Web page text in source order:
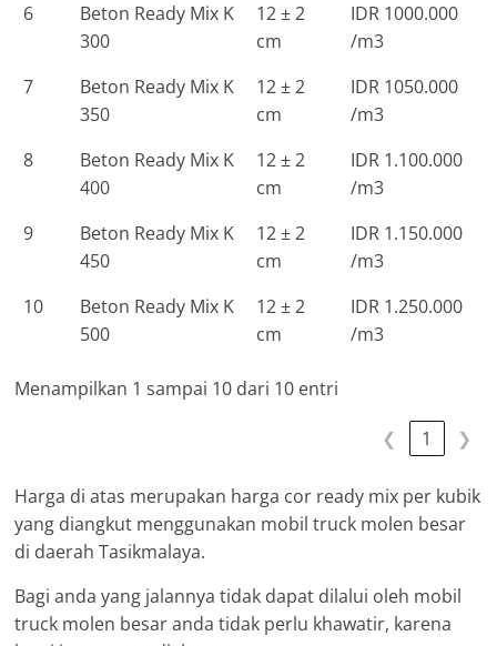
6
Beton Ready Mix K
300
12 ± 2
cm
IDR 1000.000
/m3
7
Beton Ready Mix K
350
12 ± 2
cm
IDR 1050.000
/m3
8
Beton Ready Mix K
400
12 ± 2
cm
IDR 1.100.000
/m3
9
Beton Ready Mix K
450
12 ± 2
cm
IDR 1.150.000
/m3
10
Beton Ready Mix K
500
12 ± 2
cm
IDR 1.250.000
/m3
Menampilkan 1 sampai 10 dari 10 entri
❮ 1 ❯
Harga di atas merupakan harga cor ready mix per kubik
yang diangkut menggunakan mobil truck molen besar
di daerah Tasikmalaya.
Bagi anda yang jalannya tidak dapat dilalui oleh mobil
truck molen besar anda tidak perlu khawatir, karena